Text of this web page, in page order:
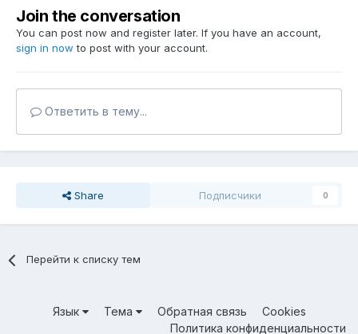
Join the conversation
You can post now and register later. If you have an account,
sign in now to post with your account.
Ответить в тему...
Share Подписчики 0
Перейти к списку тем
Язык Тема Обратная связь
Cookies
Политика конфиденциальности